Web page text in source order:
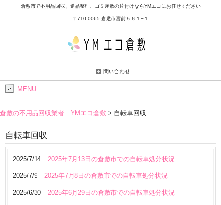
倉敷市で不用品回収、遺品整理、ゴミ屋敷の片付けならYMエコにお任せください
〒710-0065 倉敷市宮前５６１−１
問い合わせ
MENU
倉敷の不用品回収業者 YMエコ倉敷 > 自転車回収
自転車回収
2025/7/14 2025年7月13日の倉敷市での自転車処分状況
2025/7/9 2025年7月8日の倉敷市での自転車処分状況
2025/6/30 2025年6月29日の倉敷市での自転車処分状況